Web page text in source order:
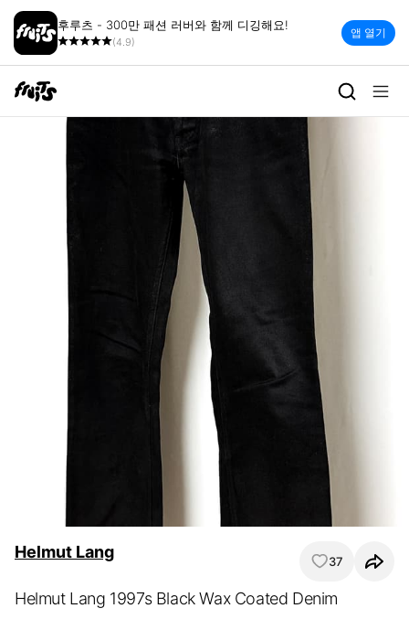
후루츠 - 300만 패션 러버와 함께 디깅해요!
(4.9)
앱 열기
Helmut Lang 37
Helmut Lang 1997s Black Wax Coated Denim